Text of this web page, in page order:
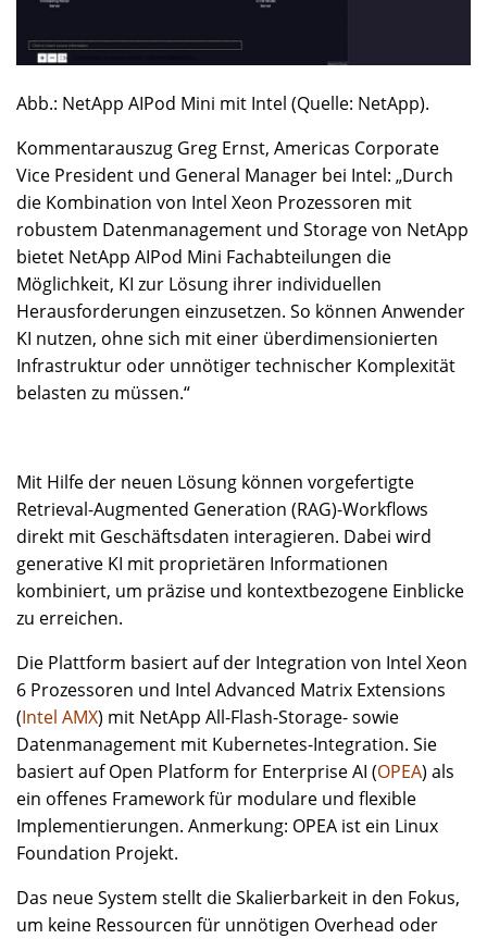
Abb.: NetApp AIPod Mini mit Intel (Quelle: NetApp).
Kommentarauszug Greg Ernst, Americas Corporate
Vice President und General Manager bei Intel: „Durch
die Kombination von Intel Xeon Prozessoren mit
robustem Datenmanagement und Storage von NetApp
bietet NetApp AIPod Mini Fachabteilungen die
Möglichkeit, KI zur Lösung ihrer individuellen
Herausforderungen einzusetzen. So können Anwender
KI nutzen, ohne sich mit einer überdimensionierten
Infrastruktur oder unnötiger technischer Komplexität
belasten zu müssen.“
Mit Hilfe der neuen Lösung können vorgefertigte
Retrieval-Augmented Generation (RAG)-Workflows
direkt mit Geschäftsdaten interagieren. Dabei wird
generative KI mit proprietären Informationen
kombiniert, um präzise und kontextbezogene Einblicke
zu erreichen.
Die Plattform basiert auf der Integration von Intel Xeon
6 Prozessoren und Intel Advanced Matrix Extensions
(Intel AMX) mit NetApp All-Flash-Storage- sowie
Datenmanagement mit Kubernetes-Integration. Sie
basiert auf Open Platform for Enterprise AI (OPEA) als
ein offenes Framework für modulare und flexible
Implementierungen. Anmerkung: OPEA ist ein Linux
Foundation Projekt.
Das neue System stellt die Skalierbarkeit in den Fokus,
um keine Ressourcen für unnötigen Overhead oder